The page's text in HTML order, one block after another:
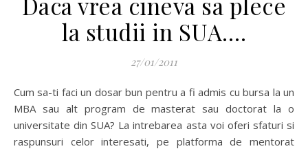
la studii in SUA….
27/01/2011
Cum sa-ti faci un dosar bun pentru a fi admis cu bursa la un
MBA sau alt program de masterat sau doctorat la o
universitate din SUA? La intrebarea asta voi oferi sfaturi si
raspunsuri celor interesati, pe platforma de mentorat